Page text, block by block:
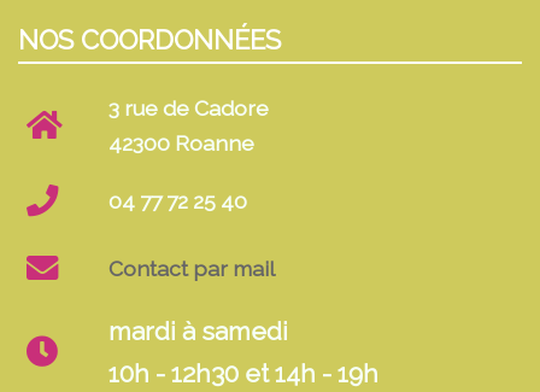
NOS COORDONNÉES
3 rue de Cadore
42300 Roanne
04 77 72 25 40
Contact par mail
mardi à samedi
10h - 12h30 et 14h - 19h